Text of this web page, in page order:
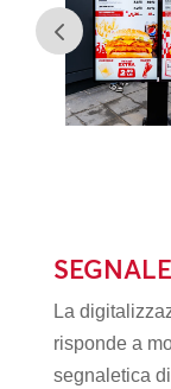
La
risponde a
segnaletica